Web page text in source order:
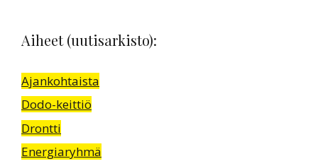
Aiheet (uutisarkisto):
Ajankohtaista
Dodo-keittiö
Drontti
Energiaryhmä